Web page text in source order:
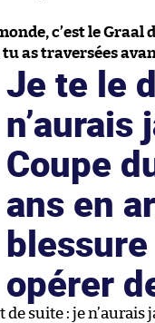
c’est le
as traversées
Je te le
Coupe
ans en
opérer
de suite : je